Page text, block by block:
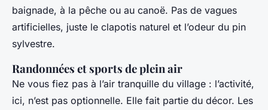
baignade, à la pêche ou au canoë. Pas de vagues
artificielles, juste le clapotis naturel et l’odeur du pin
sylvestre.
Randonnées et sports de plein air
Ne vous fiez pas à l’air tranquille du village : l’activité,
ici, n’est pas optionnelle. Elle fait partie du décor. Les